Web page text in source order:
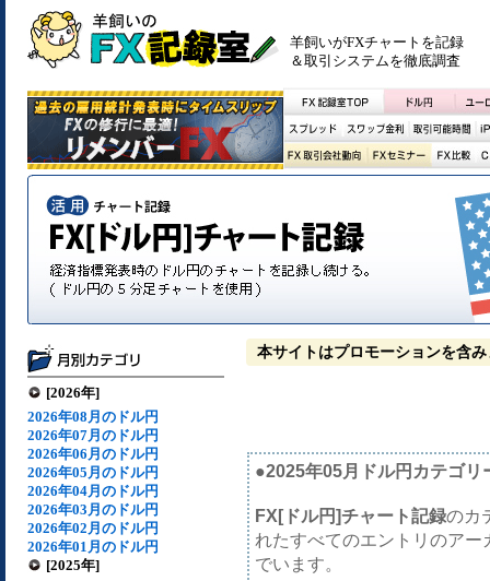
羊飼いがFXチャートを記録
＆取引システムを徹底調査
[2026年]
2026年08月のドル円
2026年07月のドル円
2026年06月のドル円
2026年05月のドル円
2026年04月のドル円
2026年03月のドル円
2026年02月のドル円
2026年01月のドル円
[2025年]
本サイトはプロモーションを含み
●2025年05月ドル円カテゴリ
FX[ドル円]チャート記録のカ
れたすべてのエントリのア
でいます。